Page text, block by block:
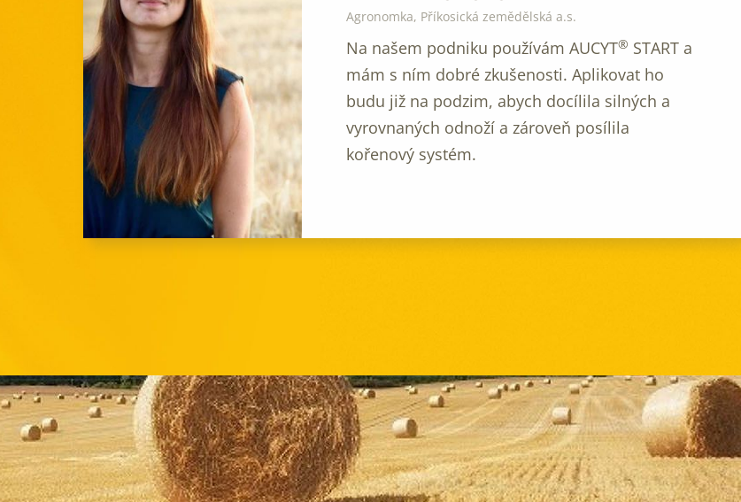
Agronomka, Příkosická zemědělská a.s.
Na našem podniku používám AUCYT® START a
mám s ním dobré zkušenosti. Aplikovat ho
budu již na podzim, abych docílila silných a
vyrovnaných odnoží a zároveň posílila
kořenový systém.